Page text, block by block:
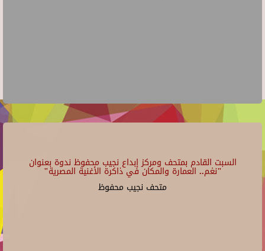
السبت القادم بمتحف ومركز إبداع نجيب محفوظ ندوة بعنوان
"نغم.. العمارة والمكان في ذاكرة الأغنية المصرية"
متحف نجيب محفوظ